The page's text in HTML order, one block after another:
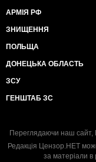
АРМІЯ РФ
ЗНИЩЕННЯ
ПОЛЬЩА
ДОНЕЦЬКА ОБЛАСТЬ
ЗСУ
ГЕНШТАБ ЗС
Переглядаючи наш сайт,
Редакція Цензор.НЕТ
за матеріали в